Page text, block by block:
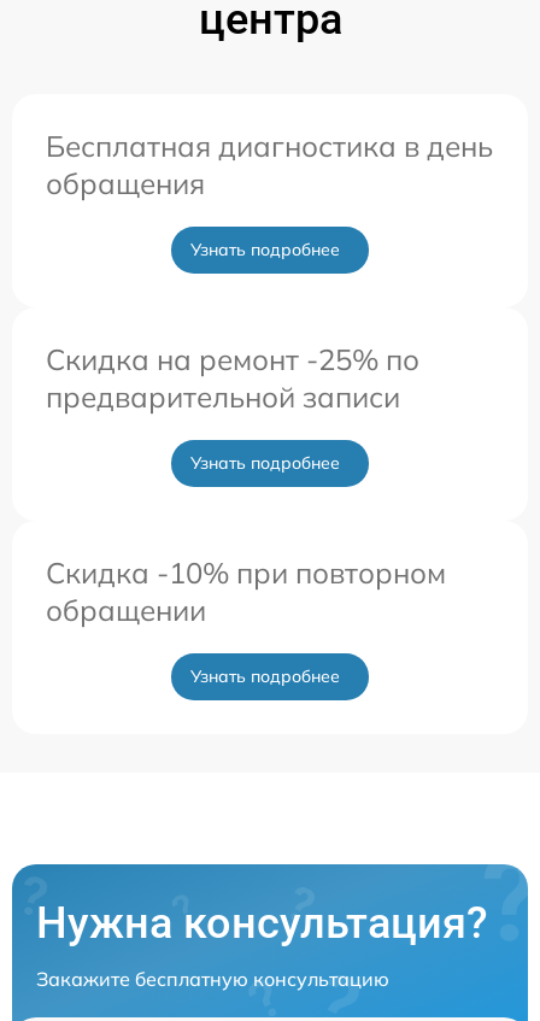
центра
Бесплатная диагностика в день
обращения
Узнать подробнее
Скидка на ремонт -25% по
предварительной записи
Узнать подробнее
Скидка -10% при повторном
обращении
Узнать подробнее
Нужна консультация?
Закажите бесплатную консультацию